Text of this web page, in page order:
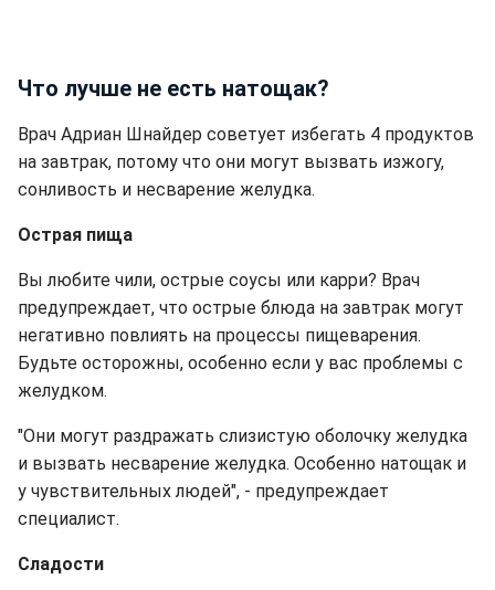
Что лучше не есть натощак?
Врач Адриан Шнайдер советует избегать 4 продуктов
на завтрак, потому что они могут вызвать изжогу,
сонливость и несварение желудка.
Острая пища
Вы любите чили, острые соусы или карри? Врач
предупреждает, что острые блюда на завтрак могут
негативно повлиять на процессы пищеварения.
Будьте осторожны, особенно если у вас проблемы с
желудком.
"Они могут раздражать слизистую оболочку желудка
и вызвать несварение желудка. Особенно натощак и
у чувствительных людей", - предупреждает
специалист.
Сладости